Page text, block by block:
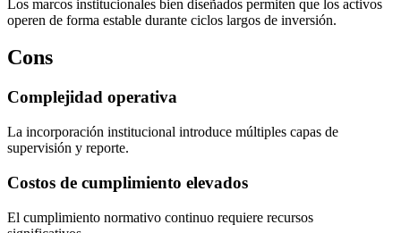
Los marcos institucionales bien diseñados permiten que los activos
operen de forma estable durante ciclos largos de inversión.
Cons
Complejidad operativa
La incorporación institucional introduce múltiples capas de
supervisión y reporte.
Costos de cumplimiento elevados
El cumplimiento normativo continuo requiere recursos